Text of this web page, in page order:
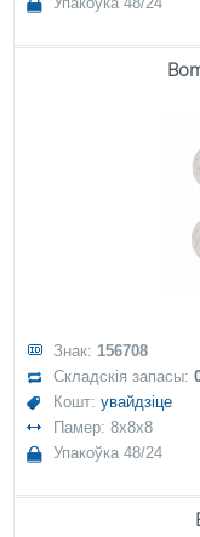
Знак: 156708
Складскія запасы:
Кошт:увайдзіце
Памер: 8x8x8
Упакоўка 48/24